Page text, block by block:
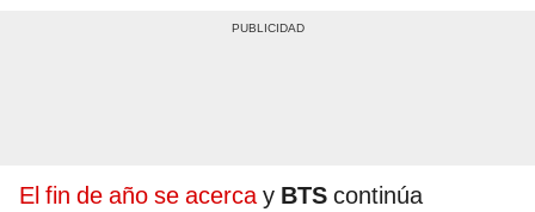
El fin de año se acercay BTS continúa